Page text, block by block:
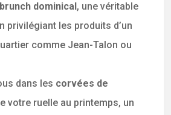
brunch dominical, une véritable
privilégiant les produits d’un
comme Jean-Talon ou
dans les corvées de
votre ruelle au printemps, un